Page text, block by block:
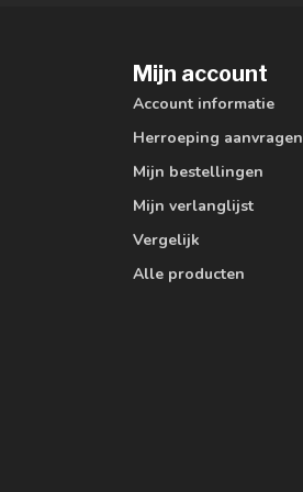
Mijn account
Account informatie
Herroeping aanvragen
Mijn bestellingen
Mijn verlanglijst
Vergelijk
Alle producten